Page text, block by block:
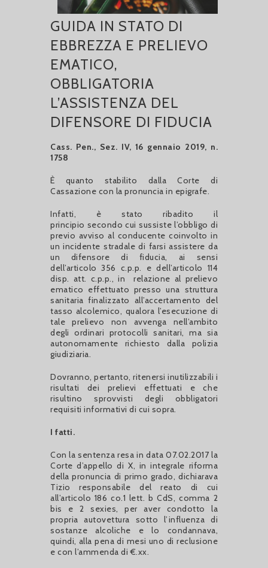
GUIDA IN STATO DI
EBBREZZA E PRELIEVO
EMATICO,
OBBLIGATORIA
L’ASSISTENZA DEL
DIFENSORE DI FIDUCIA
Cass. Pen., Sez. IV, 16 gennaio 2019, n.
1758
È quanto stabilito dalla Corte di
Cassazione con la pronuncia in epigrafe.
Infatti, è stato ribadito il
principio secondo cui sussiste l’obbligo di
previo avviso al conducente coinvolto in
un incidente stradale di farsi assistere da
un difensore di fiducia, ai sensi
dell’articolo 356 c.p.p. e dell’articolo 114
disp. att. c.p.p., in relazione al prelievo
ematico effettuato presso una struttura
sanitaria finalizzato all’accertamento del
tasso alcolemico, qualora l’esecuzione di
tale prelievo non avvenga nell’ambito
degli ordinari protocolli sanitari, ma sia
autonomamente richiesto dalla polizia
giudiziaria.
Dovranno, pertanto, ritenersi inutilizzabili i
risultati dei prelievi effettuati e che
risultino sprovvisti degli obbligatori
requisiti informativi di cui sopra.
I fatti.
Con la sentenza resa in data 07.02.2017 la
Corte d’appello di X, in integrale riforma
della pronuncia di primo grado, dichiarava
Tizio responsabile del reato di cui
all’articolo 186 co.1 lett. b CdS, comma 2
bis e 2 sexies, per aver condotto la
propria autovettura sotto l’influenza di
sostanze alcoliche e lo condannava,
quindi, alla pena di mesi uno di reclusione
e con l’ammenda di €.xx.